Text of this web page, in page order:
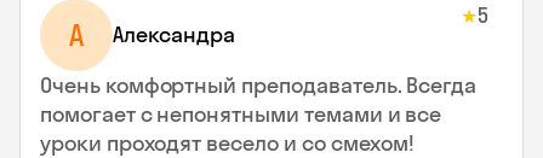
A Aлександра
★5
Очень комфортный преподаватель. Всегда
помогает с непонятными темами и все
уроки проходят весело и со смехом!